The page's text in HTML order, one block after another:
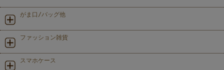
がま口/バッグ他
ファッション雑貨
スマホケース